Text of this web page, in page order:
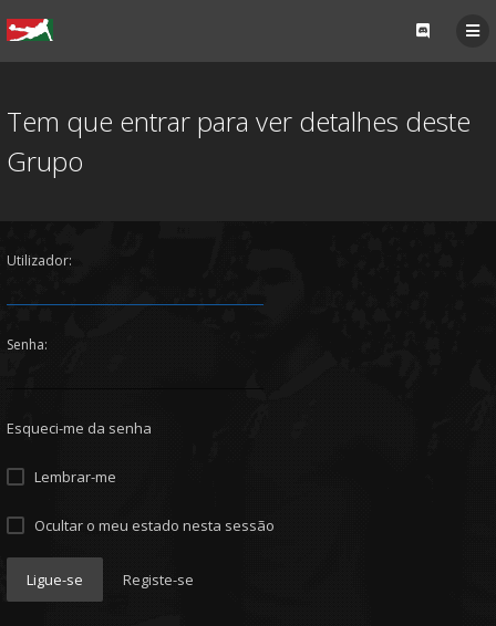
Tem que entrar para ver detalhes deste
Grupo
Utilizador:
Senha:
Esqueci-me da senha
Lembrar-me
Ocultar o meu estado nesta sessão
Ligue-se Registe-se